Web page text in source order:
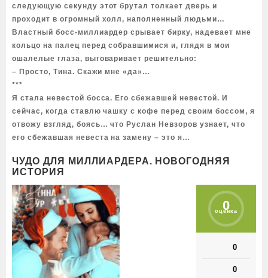
следующую секунду этот брутал толкает дверь и
проходит в огромный холл, наполненный людьми…
Властный босс-миллиардер срывает бирку, надевает мне
кольцо на палец перед собравшимися и, глядя в мои
ошалелые глаза, выговаривает решительно:
– Просто, Тина. Скажи мне «да»…
***
Я стала невестой босса. Его сбежавшей невестой. И
сейчас, когда ставлю чашку с кофе перед своим боссом, я
отвожу взгляд, боясь… что Руслан Невзоров узнает, что
его сбежавшая невеста на замену – это я…
ЧУДО ДЛЯ МИЛЛИАРДЕРА. НОВОГОДНЯЯ
ИСТОРИЯ
0
оценка
0
0